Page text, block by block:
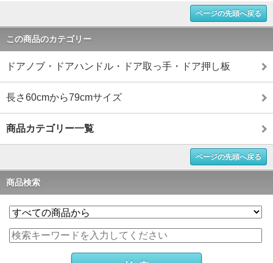
ページの先頭へ戻る
この商品のカテゴリー
ドアノブ・ドアハンドル・ドア取っ手・ドア押し板
長さ60cmから79cmサイズ
商品カテゴリー一覧
ページの先頭へ戻る
商品検索